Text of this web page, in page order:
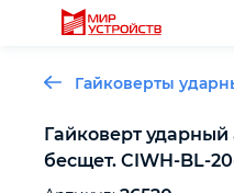
Отделочный
Гайковерты
Гайковерт
бесщет. CIWH-BL-